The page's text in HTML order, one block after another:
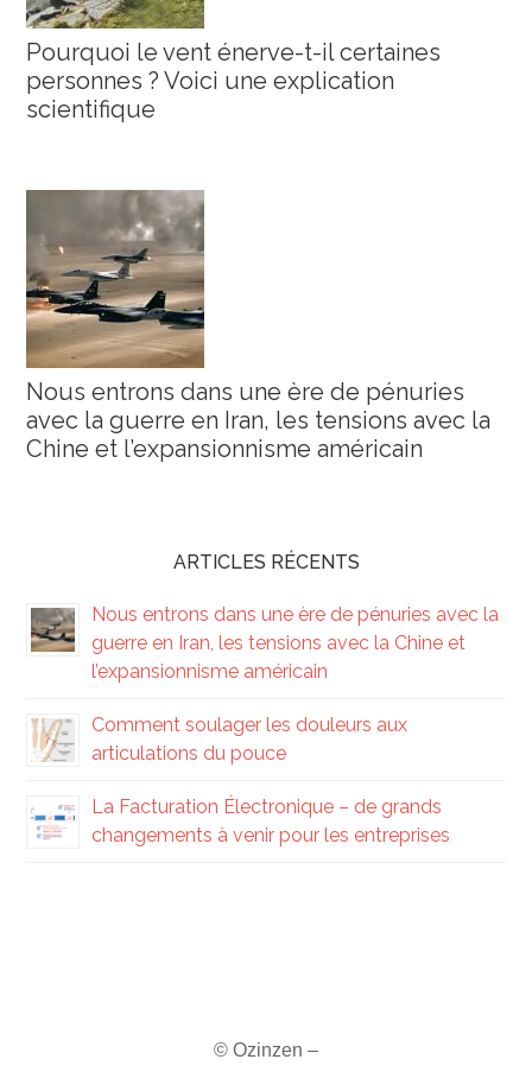
Pourquoi le vent énerve-t-il certaines
personnes ? Voici une explication
scientifique
Nous entrons dans une ère de pénuries
avec la guerre en Iran, les tensions avec la
Chine et l’expansionnisme américain
ARTICLES RÉCENTS
Nous entrons dans une ère de pénuries avec la
guerre en Iran, les tensions avec la Chine et
l’expansionnisme américain
Comment soulager les douleurs aux
articulations du pouce
La Facturation Électronique – de grands
changements à venir pour les entreprises
© Ozinzen –